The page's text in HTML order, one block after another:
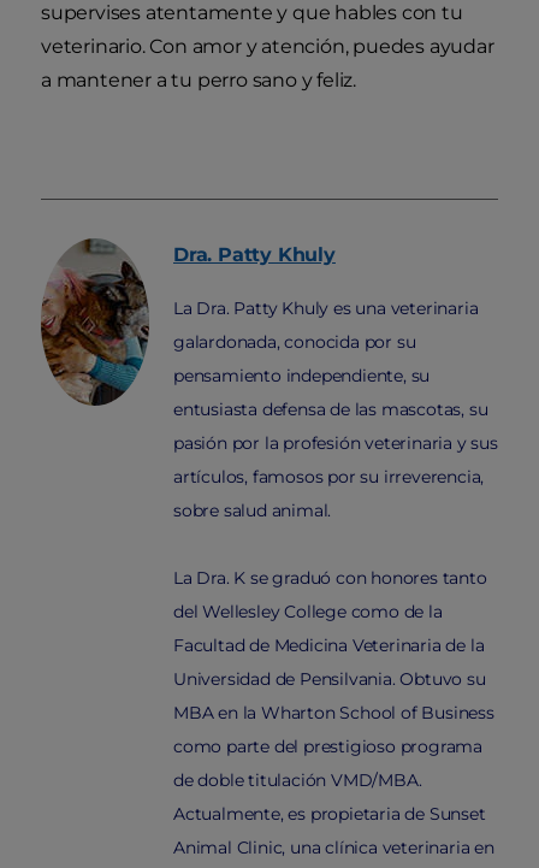
supervises atentamente y que hables con tu
veterinario. Con amor y atención, puedes ayudar
a mantener a tu perro sano y feliz.
Dra. Patty Khuly
La Dra. Patty Khuly es una veterinaria
galardonada, conocida por su
pensamiento independiente, su
entusiasta defensa de las mascotas, su
pasión por la profesión veterinaria y sus
artículos, famosos por su irreverencia,
sobre salud animal.
La Dra. K se graduó con honores tanto
del Wellesley College como de la
Facultad de Medicina Veterinaria de la
Universidad de Pensilvania. Obtuvo su
MBA en la Wharton School of Business
como parte del prestigioso programa
de doble titulación VMD/MBA.
Actualmente, es propietaria de Sunset
Animal Clinic, una clínica veterinaria en